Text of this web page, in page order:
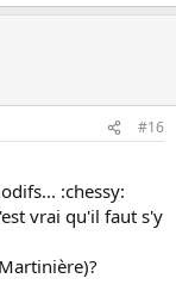
#16
:chessy:
vrai qu'il faut s'y